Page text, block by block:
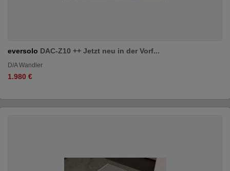
eversolo DAC-Z10 ++ Jetzt neu in der Vorf...
D/A Wandler
1.980 €